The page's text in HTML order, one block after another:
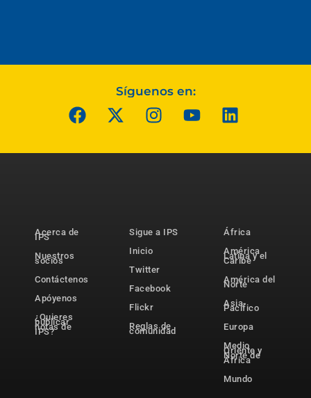
Síguenos en:
Acerca de
IPS
Nuestros
socios
Contáctenos
Apóyenos
¿Quieres
publicar
notas de
IPS?
Sigue a IPS
Inicio
Twitter
Facebook
Flickr
Reglas de
comunidad
África
América
Latina y el
Caribe
América del
Norte
Asia-
Pacífico
Europa
Medio
Oriente y
Norte de
África
Mundo